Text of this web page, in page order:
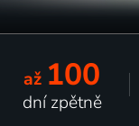
až 100
dní zpětně